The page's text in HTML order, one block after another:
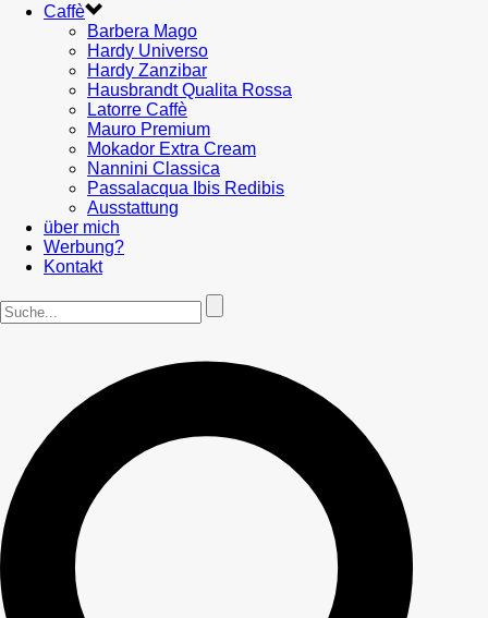
Caffè
Barbera Mago
Hardy Universo
Hardy Zanzibar
Hausbrandt Qualita Rossa
Latorre Caffè
Mauro Premium
Mokador Extra Cream
Nannini Classica
Passalacqua Ibis Redibis
Ausstattung
über mich
Werbung?
Kontakt